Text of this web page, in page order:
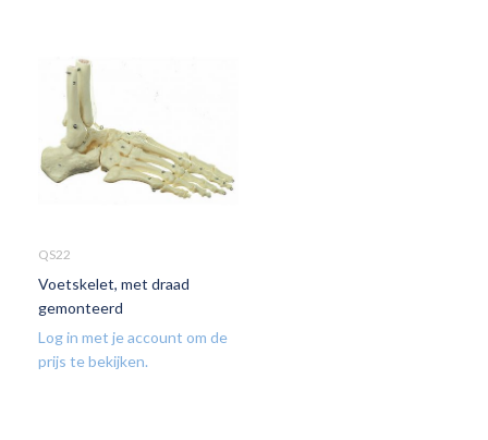
QS22
Voetskelet, met draad
gemonteerd
Log in met je account om de
prijs te bekijken.